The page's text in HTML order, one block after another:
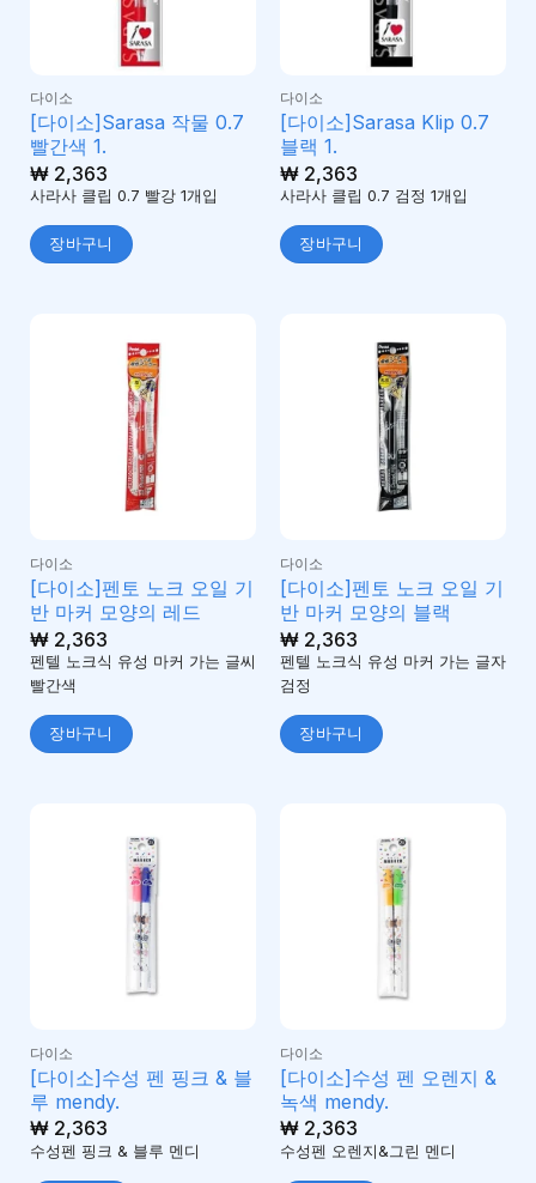
다이소
[다이소]Sarasa 작물 0.7
빨간색 1.
₩2,363
사라사 클립 0.7 빨강 1개입
장바구니
다이소
[다이소]Sarasa Klip 0.7
블랙 1.
₩2,363
사라사 클립 0.7 검정 1개입
장바구니
다이소
[다이소]펜토 노크 오일 기
반 마커 모양의 레드
₩2,363
펜텔 노크식 유성 마커 가는 글씨
빨간색
장바구니
다이소
[다이소]펜토 노크 오일 기
반 마커 모양의 블랙
₩2,363
펜텔 노크식 유성 마커 가는 글자
검정
장바구니
다이소
[다이소]수성 펜 핑크 & 블
루 mendy.
₩2,363
수성펜 핑크 & 블루 멘디
다이소
[다이소]수성 펜 오렌지 &
녹색 mendy.
₩2,363
수성펜 오렌지&그린 멘디